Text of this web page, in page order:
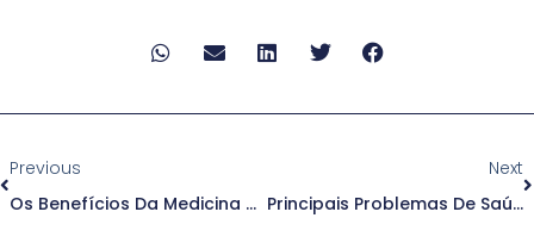
Previous
Os Benefícios Da Medicina Veterinária Integrativa Para O Bem-Estar Dos Animais
Next
Principais Problemas De Saúde Em Cães E Gatos: Como Identificá-Los